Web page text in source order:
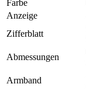
Farbe
Anzeige
Zifferblatt
Abmessungen
Armband